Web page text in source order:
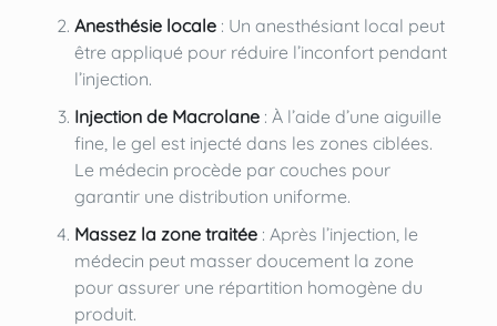
Anesthésie locale: Un anesthésiant local peut
être appliqué pour réduire l’inconfort pendant
l’injection.
Injection de Macrolane: À l’aide d’une aiguille
fine, le gel est injecté dans les zones ciblées.
Le médecin procède par couches pour
garantir une distribution uniforme.
Massez la zone traitée: Après l’injection, le
médecin peut masser doucement la zone
pour assurer une répartition homogène du
produit.